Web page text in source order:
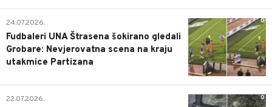
0
24.07.2026.
Fudbaleri UNA Štrasena šokirano gledali
Grobare: Nevjerovatna scena na kraju
utakmice Partizana
0
22.07.2026.